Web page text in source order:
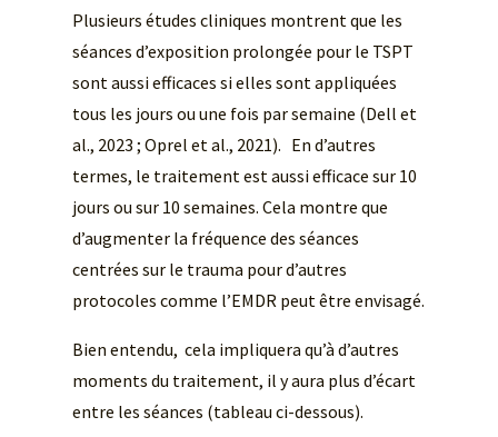
Plusieurs études cliniques montrent que les
séances d’exposition prolongée pour le TSPT
sont aussi efficaces si elles sont appliquées
tous les jours ou une fois par semaine (Dell et
al., 2023 ; Oprel et al., 2021). En d’autres
termes, le traitement est aussi efficace sur 10
jours ou sur 10 semaines. Cela montre que
d’augmenter la fréquence des séances
centrées sur le trauma pour d’autres
protocoles comme l’EMDR peut être envisagé.
Bien entendu, cela impliquera qu’à d’autres
moments du traitement, il y aura plus d’écart
entre les séances (tableau ci-dessous).